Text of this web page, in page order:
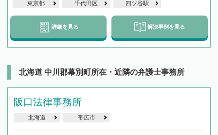
東京都 千代田区 四ツ谷駅
詳細を見る 解決事例を見る
北海道 中川郡幕別町所在・近隣の弁護士事務所
阪口法律事務所
北海道 帯広市